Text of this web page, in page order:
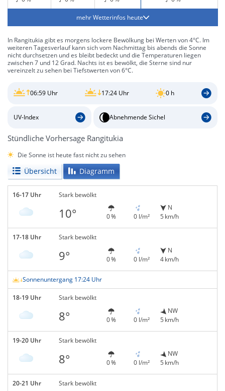
mehr Wetterinfos heute
In Rangitukia gibt es morgens lockere Bewölkung bei Werten von 4°C. Im
weiteren Tagesverlauf kann sich vom Nachmittag bis abends die Sonne
nicht durchsetzen und es bleibt bedeckt und die Temperaturen liegen
zwischen 7 und 12 Grad. Nachts ist es bewölkt, die Sterne sind nur
vereinzelt zu sehen bei Tiefstwerten von 6°C.
06:59 Uhr 17:24 Uhr 0 h
UV-Index Abnehmende Sichel
Stündliche Vorhersage Rangitukia
Die Sonne ist heute fast nicht zu sehen
Übersicht Diagramm
16-17 Uhr Stark bewölkt
10° 0 % 0 l/m²
N
5 km/h
17-18 Uhr Stark bewölkt
9° 0 % 0 l/m²
N
4 km/h
Sonnenuntergang 17:24 Uhr
18-19 Uhr Stark bewölkt
8° 0 % 0 l/m²
NW
5 km/h
19-20 Uhr Stark bewölkt
8° 0 % 0 l/m²
NW
5 km/h
20-21 Uhr Stark bewölkt